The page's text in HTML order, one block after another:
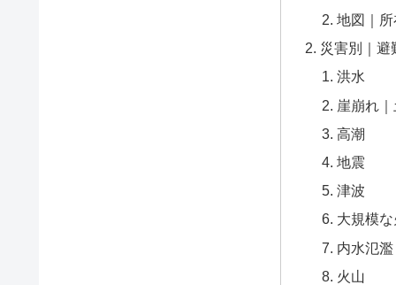
地図｜
災害別｜避
洪水
崖崩れ
高潮
地震
津波
大規模
内水氾濫
火山